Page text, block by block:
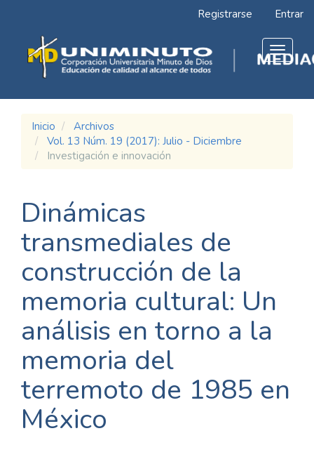
Contenido
principal
Barra
lateral
Registrarse Entrar
Toggle
Inicio
Archivos
Vol. 13 Núm. 19 (2017): Julio - Diciembre
Investigación e innovación
Dinámicas
transmediales de
construcción de la
memoria cultural: Un
análisis en torno a la
memoria del
terremoto de 1985 en
México